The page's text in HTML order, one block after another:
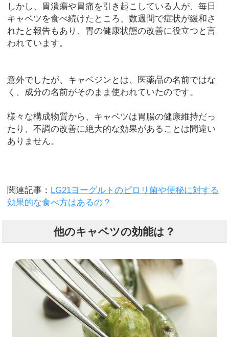
しかし、胃潰瘍や胃痛を引き起こしている人が、毎日
キャベツを食べ続けたところ、数週間で症状が緩和さ
れたと報告もあり、胃の健康状態の改善に役立つと言
われています。
意外でしたが、キャベジンとは、医薬品の名前ではな
く、成分の名前がそのまま使われていたのです。
様々な構成物質から、キャベツは胃腸の健康維持だっ
たり、不調の改善に絶大的な効果があることは間違い
ありません。
関連記事： LG21ヨーグルトのピロリ菌や便秘に対する
効果的な食べ方はあるの？
他のキャベツの効能は？